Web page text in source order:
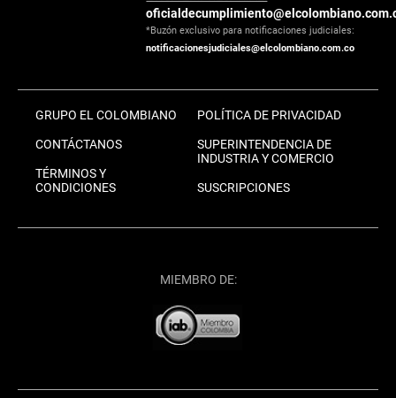
*Buzón exclusivo para notificaciones judiciales:
notificacionesjudiciales@elcolombiano.com.co
GRUPO EL COLOMBIANO
CONTÁCTANOS
TÉRMINOS Y
CONDICIONES
POLÍTICA DE PRIVACIDAD
SUPERINTENDENCIA DE
INDUSTRIA Y COMERCIO
SUSCRIPCIONES
MIEMBRO DE: